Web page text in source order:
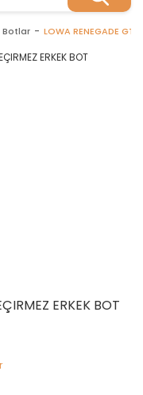
Botlar LOWA RENEGADE
ERKEK BOT